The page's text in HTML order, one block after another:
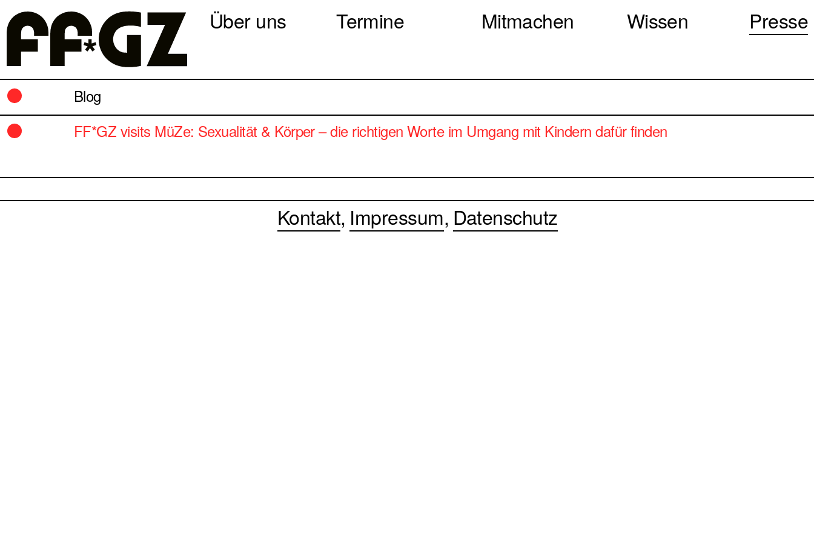
Über uns Termine Mitmachen Wissen Presse
Blog
FF*GZ visits MüZe: Sexualität & Körper – die richtigen Worte im Umgang mit Kindern dafür finden
Kontakt Impressum Datenschutz